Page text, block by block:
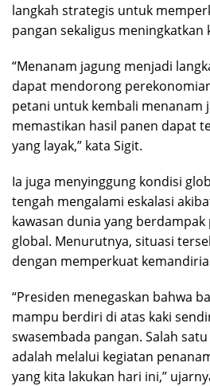
langkah strategis untuk
pangan sekaligus meningkatkan
“Menanam jagung menjadi
dapat mendorong
petani untuk kembali menanam
memastikan hasil panen dapat
yang layak,” kata Sigit.
Ia juga menyinggung kondisi
tengah mengalami eskalasi
kawasan dunia yang
global. Menurutnya, situasi
dengan memperkuat
“Presiden menegaskan bahwa
mampu berdiri di atas kaki
swasembada pangan. Salah
adalah melalui kegiatan
yang kita lakukan hari ini,”